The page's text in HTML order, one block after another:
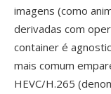
imagens (como
derivadas com
container é
mais comum
HEVC/H.265